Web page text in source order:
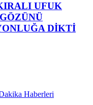
UFUK
DİKTİ